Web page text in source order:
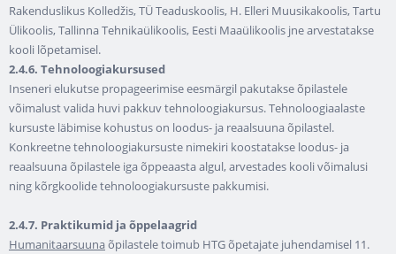
Rakenduslikus Kolledžis, TÜ Teaduskoolis, H. Elleri Muusikakoolis, Tartu
Ülikoolis, Tallinna Tehnikaülikoolis, Eesti Maaülikoolis jne arvestatakse
kooli lõpetamisel.
2.4.6. Tehnoloogiakursused
Inseneri elukutse propageerimise eesmärgil pakutakse õpilastele
võimalust valida huvi pakkuv tehnoloogiakursus. Tehnoloogiaalaste
kursuste läbimise kohustus on loodus- ja reaalsuuna õpilastel.
Konkreetne tehnoloogiakursuste nimekiri koostatakse loodus- ja
reaalsuuna õpilastele iga õppeaasta algul, arvestades kooli võimalusi
ning kõrgkoolide tehnoloogiakursuste pakkumisi.
2.4.7. Praktikumid ja õppelaagrid
Humanitaarsuunaõpilastele toimub HTG õpetajate juhendamisel 11.